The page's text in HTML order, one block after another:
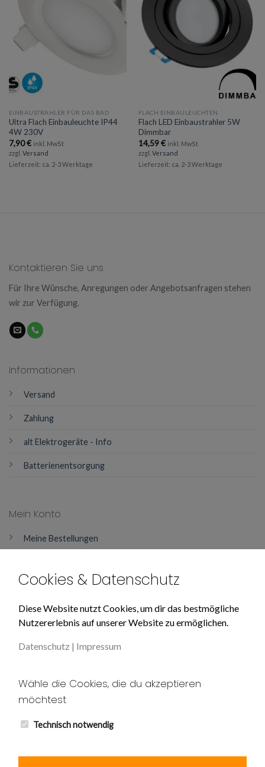
Add to
EINBAUSTRAHLER FÜR DAS BAD
Ultra Flach Einbauleuchte IP44
4W 230V
7,90€ inkl. MwSt
zzgl. Versand
Lieferzeit: ca. 2-3 Werktage
Add to
FLACH EINBAULEUCHTEN
Flach LED Einbaustrahler 5W
Dimmbar
14,59€ inkl. MwSt
zzgl. Versand
Lieferzeit: ca. 2-3 Werktage
Kontaktieren Sie uns
Für Ihre Wünsche, Anregungen oder Angebotsanfragen stehen
wir zur Verfügung.
Mein Konto
Meine Bestellungen
Über Uns
Impressum
Datenschutz
Widerruf
Kontakt
Informationen
Versand
Zahlung
alt Elektrogeräte - Info
Batterienentsorgung
Cookies & Datenschutz
Diese Website nutzt Cookies, um dir das bestmögliche
Nutzererlebnis auf unserer Website zu ermöglichen.
Datenschutz | Impressum
Wähle die Cookies, die du akzeptieren
möchtest
Technisch notwendig